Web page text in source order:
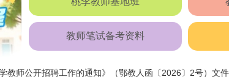
教师笔试备考资料
教师公开招聘工作的通知》（鄂教人函〔2026〕2号）文